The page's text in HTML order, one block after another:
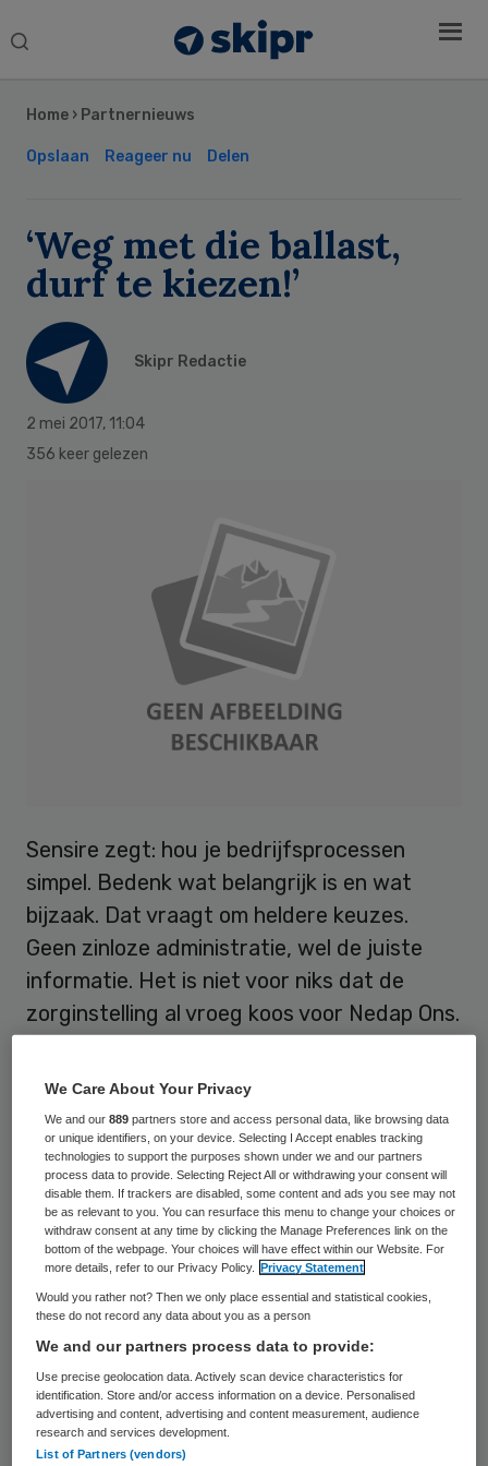
Search
Home › Partnernieuws
Opslaan Reageer nu Delen
‘Weg met die ballast,
durf te kiezen!’
Skipr Redactie
2 mei 2017, 11:04
356 keer gelezen
Sensire zegt: hou je bedrijfsprocessen
simpel. Bedenk wat belangrijk is en wat
bijzaak. Dat vraagt om heldere keuzes.
Geen zinloze administratie, wel de juiste
informatie. Het is niet voor niks dat de
zorginstelling al vroeg koos voor Nedap Ons.
de Achterhoek op het gebied van
gezondheid, zorg en welzijn. Het biedt
thuiszorg, wonen met zorg, wijkzorg,
maatschappelijk werk, thuisbegeleiding,
jeugdgezondheidszorg en zorg op afstand.
Dat doen ze op de Achterhoekse no-
nonsens manier. Dat geldt ook voor de
bedrijfsvoering, zo vertelt directeur
servicebedrijf Marieke Bokkinga. “De zorg
die je levert moet goed zijn, maar ook
betaald worden. Het primaire proces staat
bij ons voorop. Tegelijkertijd moet je tent
Sidebar
We Care About Your Privacy
We and our889 partners store and access personal data, like browsing data
or unique identifiers, on your device. Selecting I Accept enables tracking
technologies to support the purposes shown under we and our partners
process data to provide. Selecting Reject All or withdrawing your consent will
disable them. If trackers are disabled, some content and ads you see may not
be as relevant to you. You can resurface this menu to change your choices or
withdraw consent at any time by clicking the Manage Preferences link on the
bottom of the webpage. Your choices will have effect within our Website. For
more details, refer to our Privacy Policy.
Privacy Statement
Would you rather not? Then we only place essential and statistical cookies,
these do not record any data about you as a person
We and our partners process data to provide:
Use precise geolocation data. Actively scan device characteristics for
identification. Store and/or access information on a device. Personalised
advertising and content, advertising and content measurement, audience
research and services development.
List of Partners (vendors)